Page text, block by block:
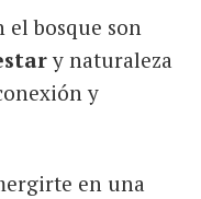
el bosque son
y naturaleza
y
en una